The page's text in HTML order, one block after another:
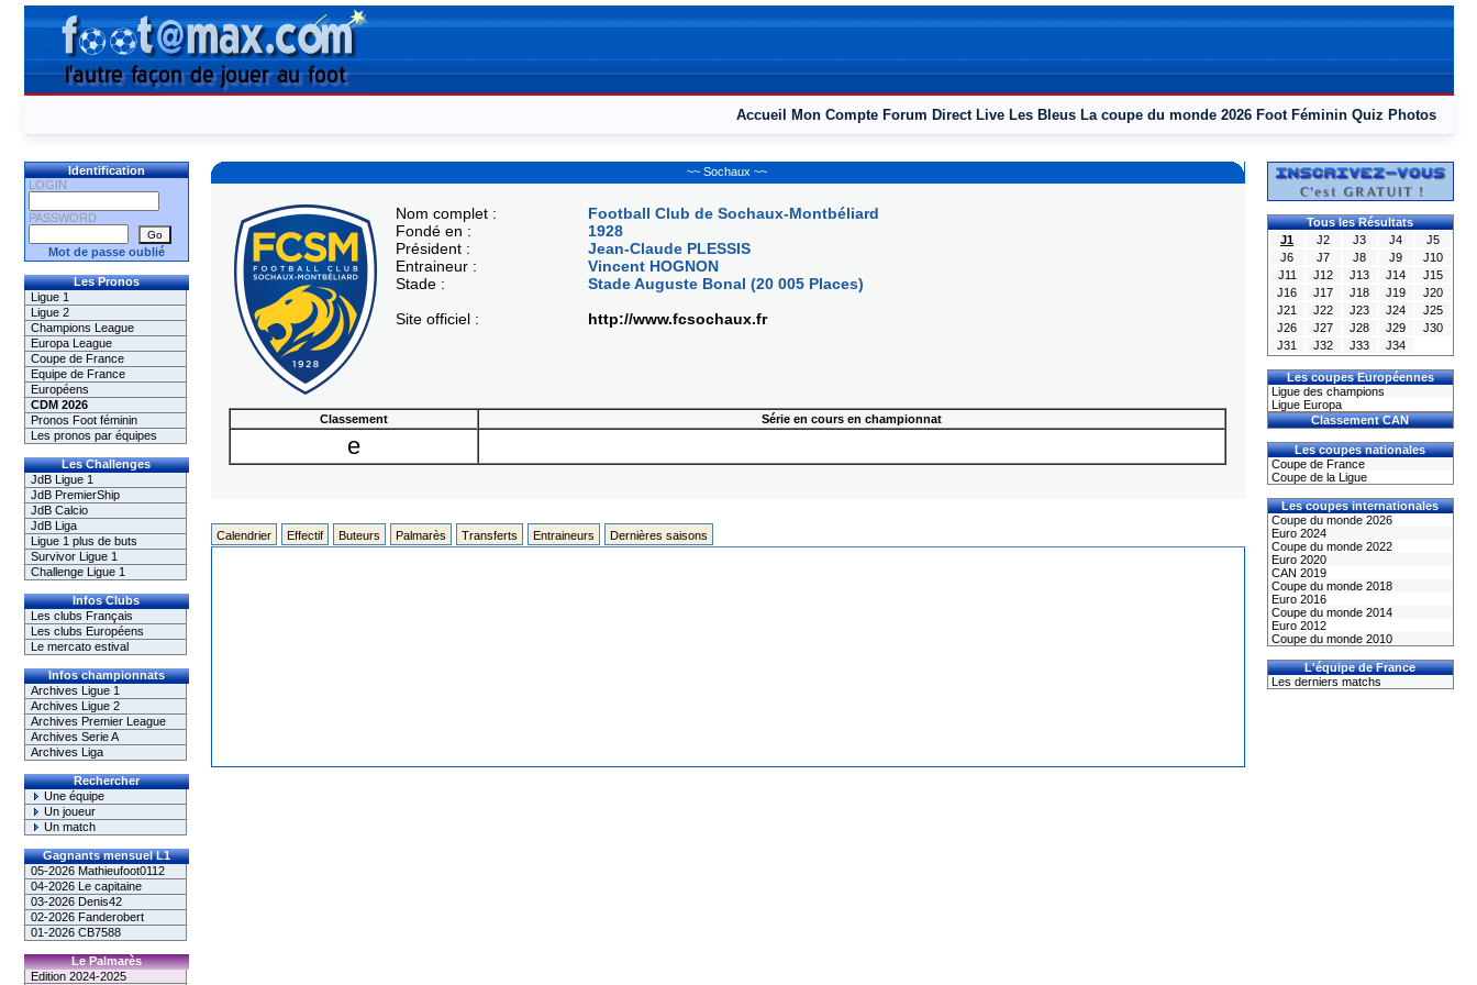
Accueil Mon Compte Forum Direct Live Les Bleus La coupe du monde 2026 Foot Féminin Quiz Photos
Identification
LOGIN
PASSWORD
Mot de passe oublié
Les Pronos
Ligue 1
Ligue 2
Champions League
Europa League
Coupe de France
Equipe de France
Européens
CDM 2026
Pronos Foot féminin
Les pronos par équipes
Les Challenges
JdB Ligue 1
JdB PremierShip
JdB Calcio
JdB Liga
Ligue 1 plus de buts
Survivor Ligue 1
Challenge Ligue 1
Infos Clubs
Les clubs Français
Les clubs Européens
Le mercato estival
Infos championnats
Archives Ligue 1
Archives Ligue 2
Archives Premier League
Archives Serie A
Archives Liga
Rechercher
Une équipe
Un joueur
Un match
Gagnants mensuel L1
05-2026 Mathieufoot0112
04-2026 Le capitaine
03-2026 Denis42
02-2026 Fanderobert
01-2026 CB7588
Le Palmarès
Edition 2024-2025
~~ Sochaux ~~
Nom complet :
Fondé en :
Président :
Entraineur :
Stade :
Site officiel :
Football Club de Sochaux-Montbéliard
1928
Jean-Claude PLESSIS
Vincent HOGNON
Stade Auguste Bonal (20 005 Places)
http://www.fcsochaux.fr
Classement Série en cours en championnat
e
Calendrier Effectif Buteurs Palmarès Transferts Entraineurs Dernières saisons
Tous les Résultats
J1
J2 J3 J4
J5
J6
J7 J8 J9
J10
J11
J12 J13 J14
J15
J16
J17 J18 J19
J20
J21
J22 J23 J24
J25
J26
J27 J28 J29
J30
J31
J32 J33 J34
Les coupes Européennes
Ligue des champions
Ligue Europa
Classement CAN
Les coupes nationales
Coupe de France
Coupe de la Ligue
Les coupes internationales
Coupe du monde 2026
Euro 2024
Coupe du monde 2022
Euro 2020
CAN 2019
Coupe du monde 2018
Euro 2016
Coupe du monde 2014
Euro 2012
Coupe du monde 2010
L'équipe de France
Les derniers matchs